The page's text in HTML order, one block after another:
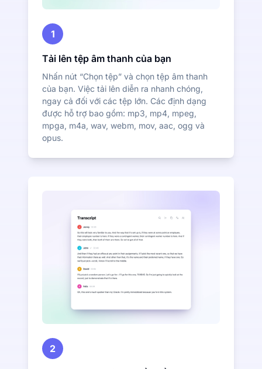
1
Tải lên tệp âm thanh của bạn
Nhấn nút “Chọn tệp” và chọn tệp âm thanh
của bạn. Việc tải lên diễn ra nhanh chóng,
ngay cả đối với các tệp lớn. Các định dạng
được hỗ trợ bao gồm: mp3, mp4, mpeg,
mpga, m4a, wav, webm, mov, aac, ogg và
opus.
2